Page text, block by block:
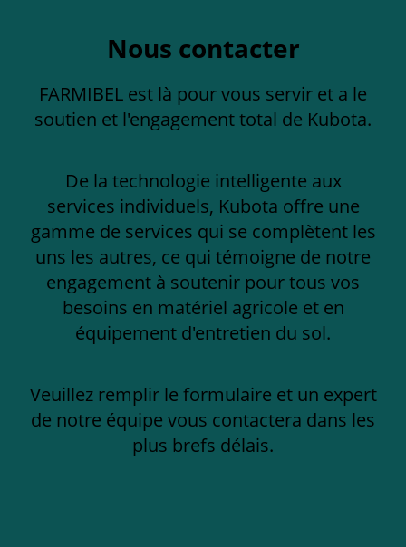
Nous contacter
FARMIBEL est là pour vous servir et a le
soutien et l'engagement total de Kubota.
De la technologie intelligente aux
services individuels, Kubota offre une
gamme de services qui se complètent les
uns les autres, ce qui témoigne de notre
engagement à soutenir pour tous vos
besoins en matériel agricole et en
équipement d'entretien du sol.
Veuillez remplir le formulaire et un expert
de notre équipe vous contactera dans les
plus brefs délais.